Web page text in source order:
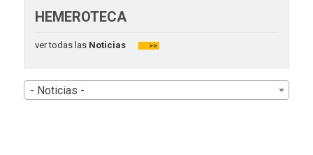
HEMEROTECA
ver todas lasNoticias >>
- Noticias -